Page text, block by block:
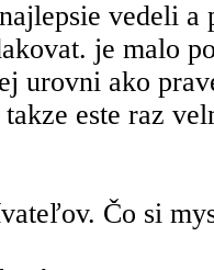
vedeli a
je malo
urovni ako
este raz
Čo si